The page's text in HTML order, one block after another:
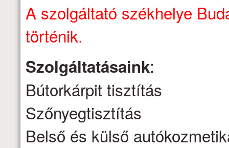
A szolgáltató székhelye
történik.
Szolgáltatásaink:
Bútorkárpit tisztítás
Szőnyegtisztítás
Belső és külső